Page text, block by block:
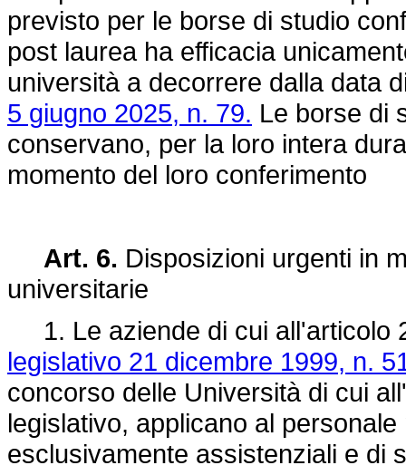
previsto per le borse di studio
post laurea ha efficacia
università a decorrere dalla data
5 giugno 2025, n. 79. Le borse di
conservano, per la loro intera
momento del loro conferimento
Art. 6. Disposizioni urgenti in
universitarie
1. Le aziende di cui all'articolo
legislativo 21 dicembre 1999, n.
concorso delle Università di cui
legislativo, applicano al
esclusivamente assistenziali e di